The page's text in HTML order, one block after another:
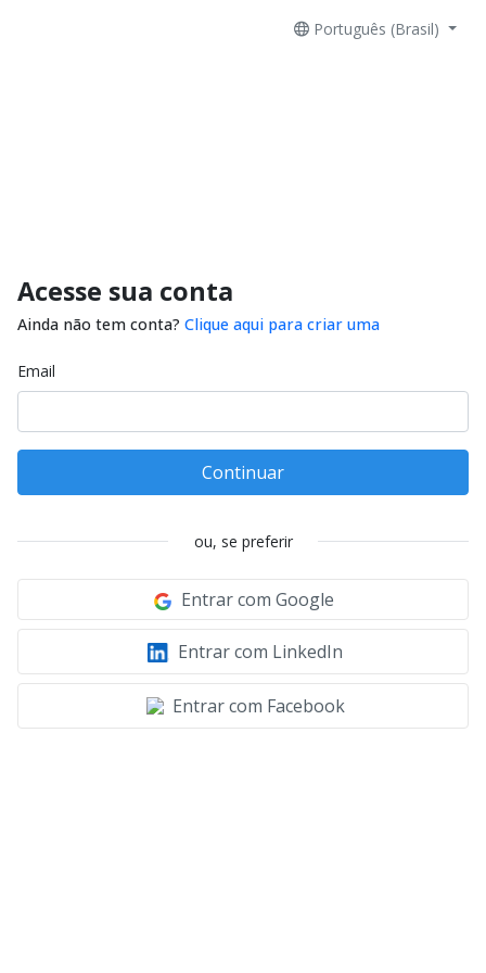
Português (Brasil)
Acesse sua conta
Ainda não tem conta? Clique aqui para criar uma
Email
Continuar
ou, se preferir
Entrar com Google
Entrar com LinkedIn
Entrar com Facebook